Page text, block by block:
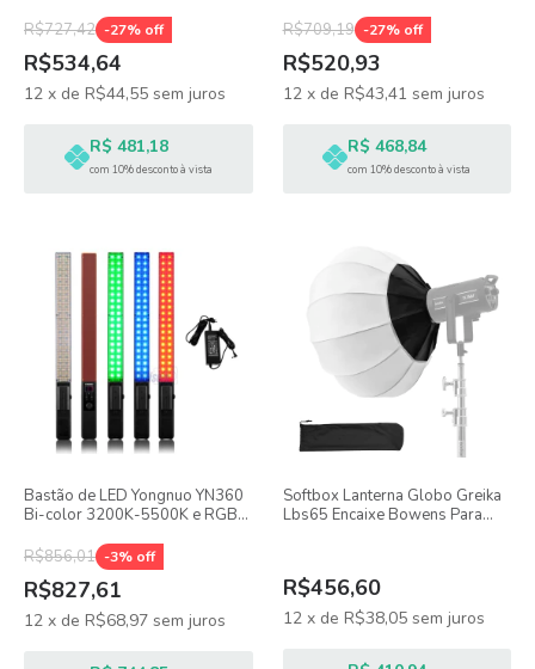
R$727,42 -27% off
R$534,64
12 x de R$44,55 sem juros
R$ 481,18
com 10% desconto à vista
R$709,19 -27% off
R$520,93
12 x de R$43,41 sem juros
R$ 468,84
com 10% desconto à vista
Bastão de LED Yongnuo YN360
Bi-color 3200K-5500K e RGB
R$856,01 -3% off
R$827,61
12 x de R$68,97 sem juros
Softbox Lanterna Globo Greika
Lbs65 Encaixe Bowens Para
R$456,60
12 x de R$38,05 sem juros